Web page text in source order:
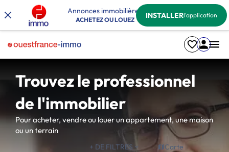
Annonces immobilières
ACHETEZ OU LOUEZ INSTALLERl'application
Trouvez le professionnel
de l'immobilier
Pour acheter, vendre ou louer un appartement, une maison
ou un terrain
+ DE FILTRES Carte